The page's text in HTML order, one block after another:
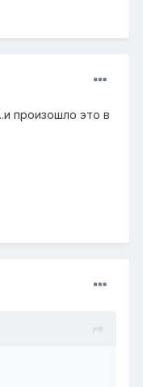
произошло это в